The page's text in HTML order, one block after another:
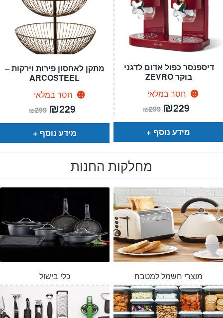
מתקן לאחסון פירות וירקות –
ARCOSTEEL
חסר במלאי
₪299 המחיר
המקורי
היה:
₪299.
₪229
הוא:
מידע נוסף
דיספנסר כפול אדום לדגני
בוקר ZEVRO
חסר במלאי
₪299 המחיר
המקורי
היה:
₪299.
₪229
הוא:
מידע נוסף
מחלקות החנות
כלי בישול מוצרי חשמל למטבח